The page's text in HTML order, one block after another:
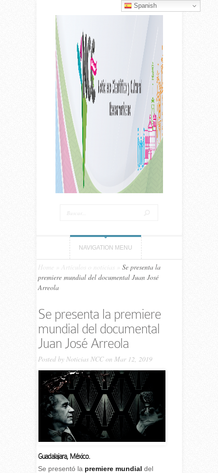
NAVIGATION MENU
Home Artículos o noticias
Se presenta la
premiere mundial del documental Juan José
Arreola
Se presenta la premiere
mundial del documental
Juan José Arreola
Posted by Noticias NCCon Mar 12, 2019
Guadalajara, México.
Se presentó la premiere mundial del
Spanish